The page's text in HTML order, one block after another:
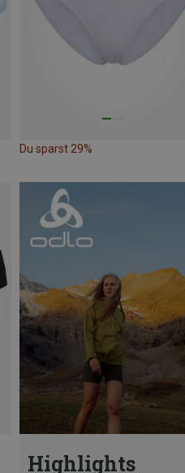
Du sparst 29%
Highlights